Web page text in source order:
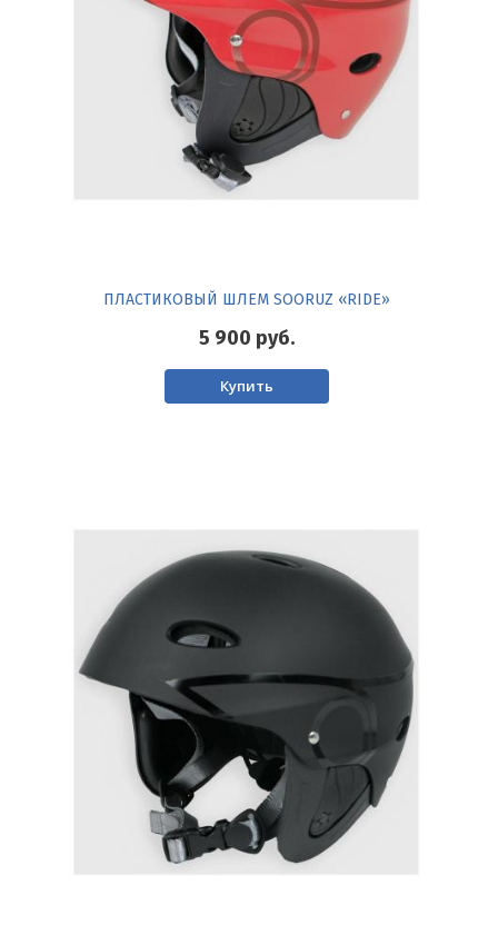
ПЛАСТИКОВЫЙ ШЛЕМ SOORUZ «RIDE»
5 900 руб.
Купить